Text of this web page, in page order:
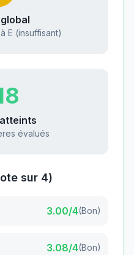
E (insuffisant)
évalués
sur 4)
3.00/4(Bon)
3.08/4(Bon)